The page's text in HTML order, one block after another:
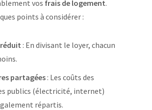
vos frais de logement.
points à considérer :
: En divisant le loyer, chacun
partagées: Les coûts des
publics (électricité, internet)
répartis.